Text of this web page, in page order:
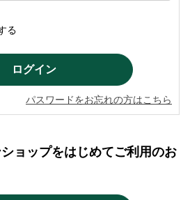
る
パスワードをお忘れの方はこちら
ョップをはじめてご利用のお